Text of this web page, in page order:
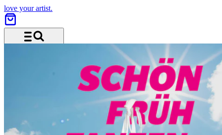
love your artist.